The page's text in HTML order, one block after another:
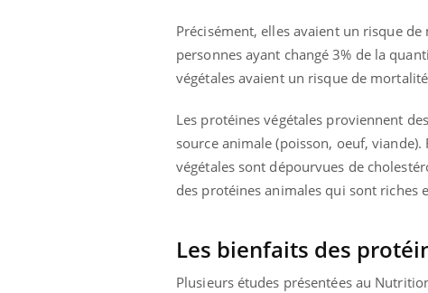
Précisément, elles avaient un risque
personnes ayant changé 3% de la
végétales avaient un risque de
Les protéines végétales proviennent
source animale (poisson, oeuf, viande).
végétales sont dépourvues de
des protéines animales qui sont riches
Les bienfaits des
Plusieurs études présentées au